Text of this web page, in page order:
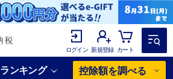
ログイン 新規登録 カート
ランキング 控除額を調べる